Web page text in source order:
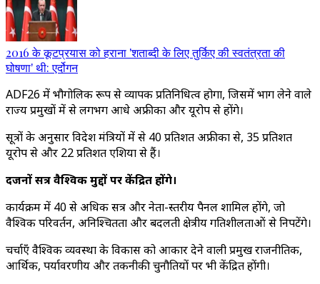
2016 के कूटप्रयास को हराना 'शताब्दी के लिए तुर्किए की स्वतंत्रता की
घोषणा' थी: एर्दोगन
ADF26 में भौगोलिक रूप से व्यापक प्रतिनिधित्व होगा, जिसमें भाग लेने वाले
राज्य प्रमुखों में से लगभग आधे अफ्रीका और यूरोप से होंगे।
सूत्रों के अनुसार विदेश मंत्रियों में से 40 प्रतिशत अफ्रीका से, 35 प्रतिशत
यूरोप से और 22 प्रतिशत एशिया से हैं।
दर्जनों सत्र वैश्विक मुद्दों पर केंद्रित होंगे।
कार्यक्रम में 40 से अधिक सत्र और नेता-स्तरीय पैनल शामिल होंगे, जो
वैश्विक परिवर्तन, अनिश्चितता और बदलती क्षेत्रीय गतिशीलताओं से निपटेंगे।
चर्चाएँ वैश्विक व्यवस्था के विकास को आकार देने वाली प्रमुख राजनीतिक,
आर्थिक, पर्यावरणीय और तकनीकी चुनौतियों पर भी केंद्रित होंगी।